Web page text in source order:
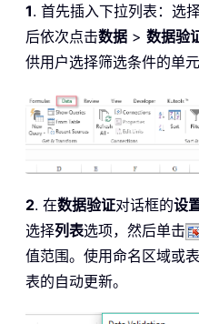
1. 首先插入下拉列表：选
后依次点击数据 > 数据验
供用户选择筛选条件的单元
2. 在数据验证对话框的设
选择列表选项，然后单击
值范围。使用命名区域或
表的自动更新。